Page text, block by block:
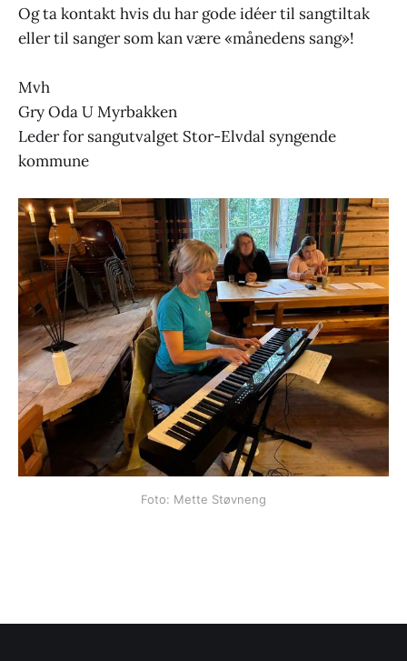
Og ta kontakt hvis du har gode idéer til sangtiltak
eller til sanger som kan være «månedens sang»!
Mvh
Gry Oda U Myrbakken
Leder for sangutvalget Stor-Elvdal syngende
kommune
Foto: Mette Støvneng